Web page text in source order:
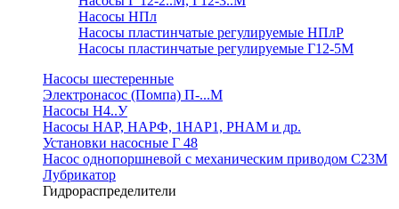
Насосы НПл
Насосы пластинчатые регулируемые НПлР
Насосы пластинчатые регулируемые Г12-5М
Насосы шестеренные
Электронасос (Помпа) П-...М
Насосы Н4..У
Насосы НАР, НАРФ, 1НАР1, РНАМ и др.
Установки насосные Г 48
Насос однопоршневой с механическим приводом С23М
Лубрикатор
Гидрораспределители